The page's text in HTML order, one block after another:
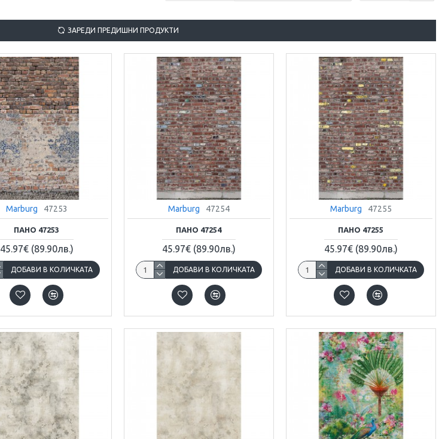
ЗАРЕДИ ПРЕДИШНИ ПРОДУКТИ
Marburg 47253
ПАНО 47253
45.97€ (89.90лв.)
ДОБАВИ В КОЛИЧКАТА
Marburg 47254
ПАНО 47254
45.97€ (89.90лв.)
ДОБАВИ В КОЛИЧКАТА
Marburg 47255
ПАНО 47255
45.97€ (89.90лв.)
ДОБАВИ В КОЛИЧКАТА